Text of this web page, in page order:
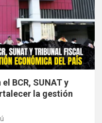
BCR, SUNAT y
la gestión